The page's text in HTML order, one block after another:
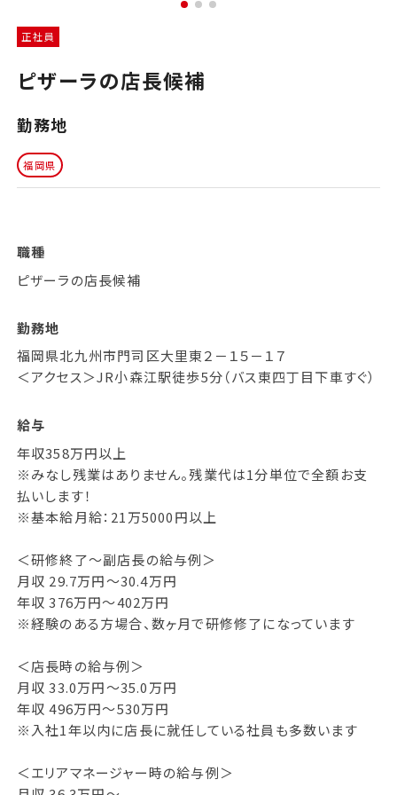
正社員
ピザーラの店長候補
勤務地
福岡県
職種
ピザーラの店長候補
勤務地
福岡県北九州市門司区大里東２－１５－１７
＜アクセス＞JR小森江駅徒歩5分（バス東四丁目下車すぐ）
給与
年収358万円以上
※みなし残業はありません。残業代は1分単位で全額お支
払いします！
※基本給月給：21万5000円以上
＜研修終了～副店長の給与例＞
月収 29.7万円～30.4万円
年収 376万円～402万円
※経験のある方場合、数ヶ月で研修修了になっています
＜店長時の給与例＞
月収 33.0万円～35.0万円
年収 496万円～530万円
※入社1年以内に店長に就任している社員も多数います
＜エリアマネージャー時の給与例＞